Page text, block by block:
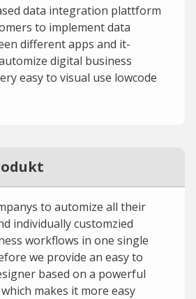
data integration plattform
to implement data
different apps and it-
digital business
easy to visual use lowcode
to automize all their
individually customzied
workflows in one single
we provide an easy to
based on a powerful
makes it more easy